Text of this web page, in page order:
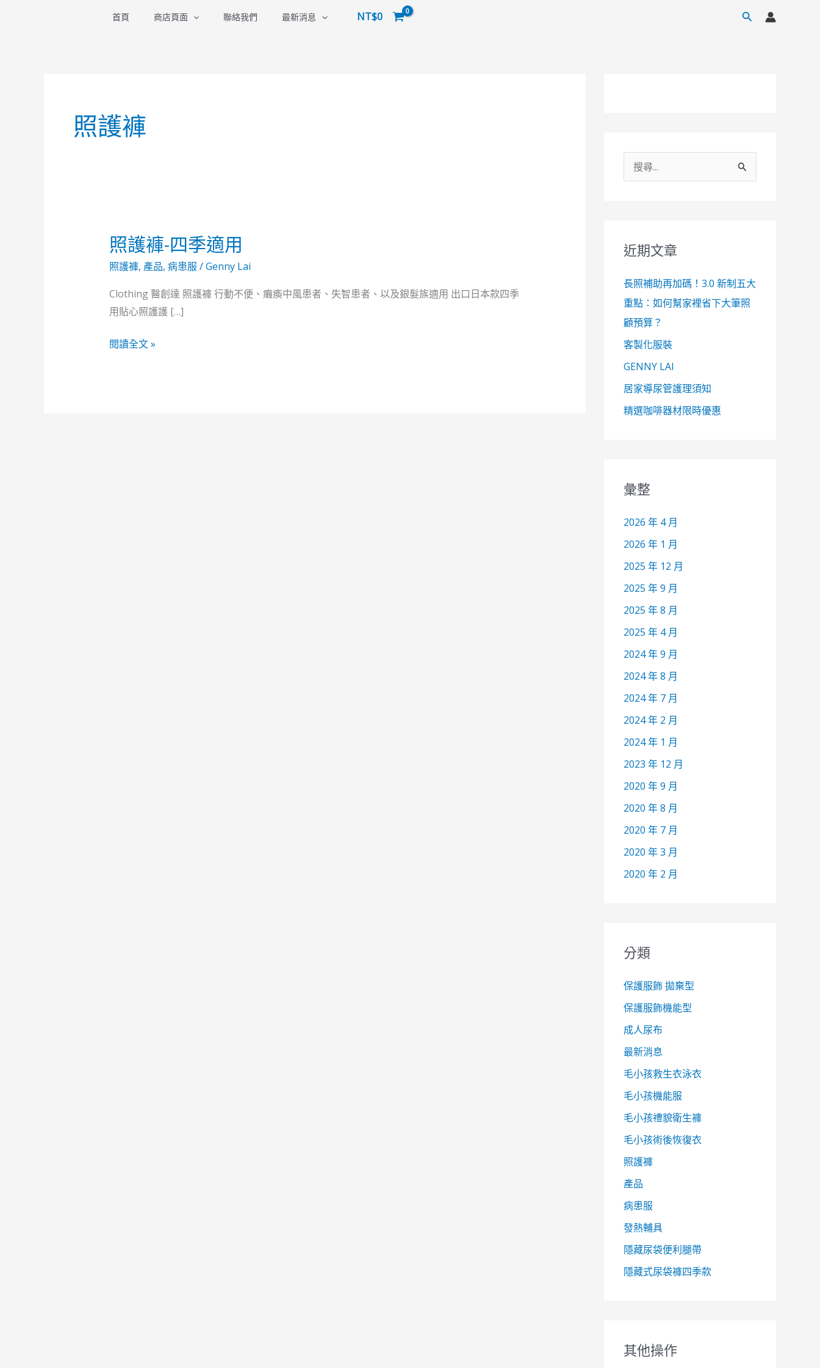
首頁 商店頁面 聯絡我們 最新消息 NT$0
搜
照護褲
照護褲-四季適用
照護褲, 產品, 病患服 /Genny Lai
Clothing 醫創達 照護褲 行動不便、癱瘓中風患者、失智患者、以及銀髮族適用 出口日本款四季
用貼心照護護 […]
照
護
褲-
四
季
用
閱讀全文 »
字
近期文章
長照補助再加碼！3.0 新制五大
重點：如何幫家裡省下大筆照
顧預算？
客製化服裝
GENNY LAI
居家導尿管護理須知
精選咖啡器材限時優惠
彙整
2026 年 4 月
2026 年 1 月
2025 年 12 月
2025 年 9 月
2025 年 8 月
2025 年 4 月
2024 年 9 月
2024 年 8 月
2024 年 7 月
2024 年 2 月
2024 年 1 月
2023 年 12 月
2020 年 9 月
2020 年 8 月
2020 年 7 月
2020 年 3 月
2020 年 2 月
分類
保護服飾 拋棄型
保護服飾機能型
成人尿布
最新消息
毛小孩救生衣泳衣
毛小孩機能服
毛小孩禮貌衛生褲
毛小孩術後恢復衣
照護褲
產品
病患服
發熱輔具
隱藏尿袋便利腿帶
隱藏式尿袋褲四季款
其他操作